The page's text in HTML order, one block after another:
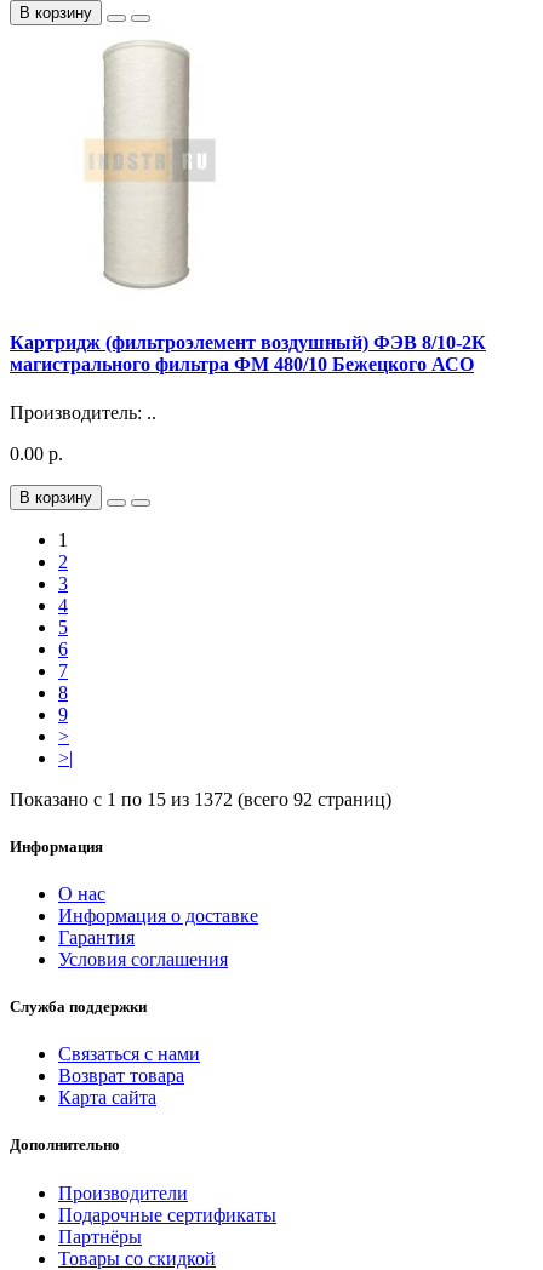
В корзину
Картридж (фильтроэлемент воздушный) ФЭВ 8/10-2К
магистрального фильтра ФМ 480/10 Бежецкого АСО
Производитель: ..
0.00 р.
В корзину
1
2
3
4
5
6
7
8
9
>
>|
Показано с 1 по 15 из 1372 (всего 92 страниц)
Информация
О нас
Информация о доставке
Гарантия
Условия соглашения
Служба поддержки
Связаться с нами
Возврат товара
Карта сайта
Дополнительно
Производители
Подарочные сертификаты
Партнёры
Товары со скидкой